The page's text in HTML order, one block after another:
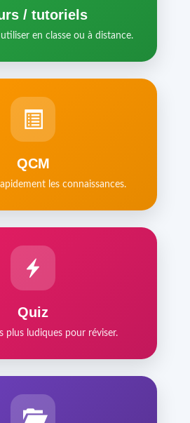
/ tutoriels
en classe ou à distance.
QCM
les connaissances.
Quiz
plus ludiques pour réviser.